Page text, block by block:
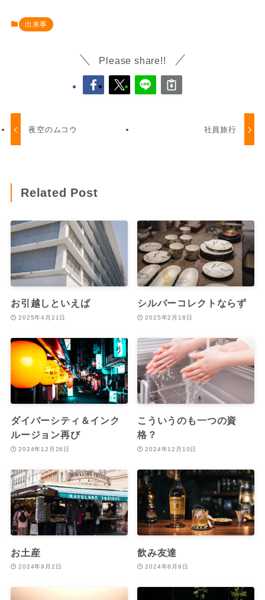
出来事
Please share!!
夜空のムコウ 社員旅行
Related Post
お引越しといえば
2025年4月21日
シルバーコレクトならず
2025年2月18日
ダイバーシティ＆インク
ルージョン再び
2024年12月26日
こういうのも一つの資
格？
2024年12月10日
お土産
2024年9月2日
飲み友達
2024年8月6日